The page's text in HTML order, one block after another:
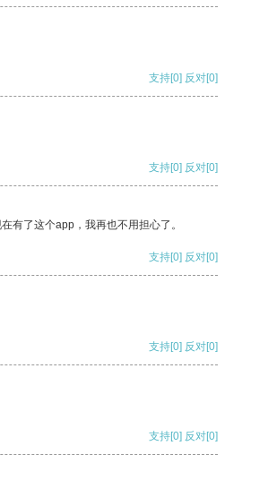
支持[0] 反对[0]
支持[0] 反对[0]
有了这个app，我再也不用担心了。
支持[0] 反对[0]
支持[0] 反对[0]
支持[0] 反对[0]